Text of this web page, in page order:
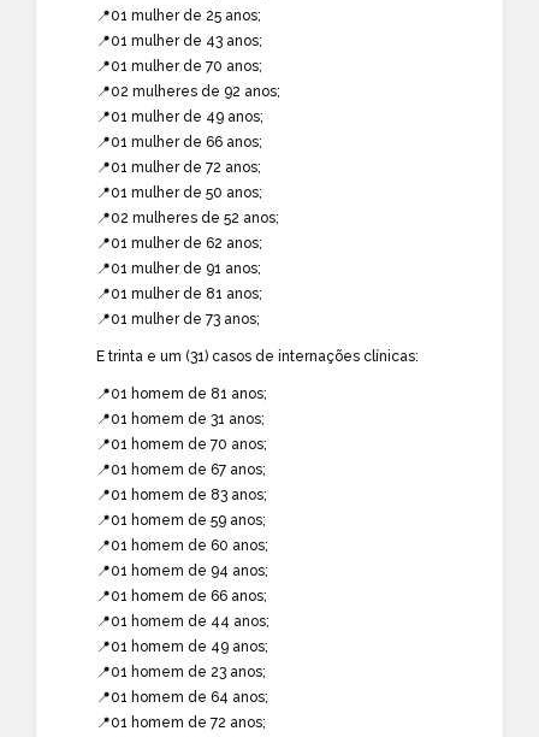
📍01 mulher de 25 anos;
📍01 mulher de 43 anos;
📍01 mulher de 70 anos;
📍02 mulheres de 92 anos;
📍01 mulher de 49 anos;
📍01 mulher de 66 anos;
📍01 mulher de 72 anos;
📍01 mulher de 50 anos;
📍02 mulheres de 52 anos;
📍01 mulher de 62 anos;
📍01 mulher de 91 anos;
📍01 mulher de 81 anos;
📍01 mulher de 73 anos;
E trinta e um (31) casos de internações clínicas:
📍01 homem de 81 anos;
📍01 homem de 31 anos;
📍01 homem de 70 anos;
📍01 homem de 67 anos;
📍01 homem de 83 anos;
📍01 homem de 59 anos;
📍01 homem de 60 anos;
📍01 homem de 94 anos;
📍01 homem de 66 anos;
📍01 homem de 44 anos;
📍01 homem de 49 anos;
📍01 homem de 23 anos;
📍01 homem de 64 anos;
📍01 homem de 72 anos;